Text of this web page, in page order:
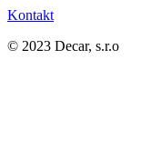
Kontakt
© 2023 Decar, s.r.o